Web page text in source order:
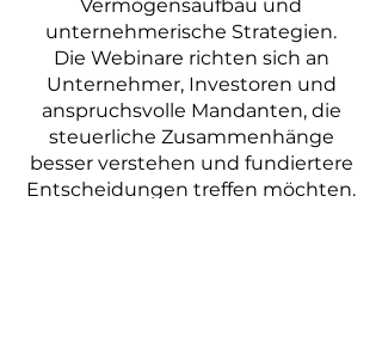
Vermögensaufbau und
unternehmerische Strategien.
Die Webinare richten sich an
Unternehmer, Investoren und
anspruchsvolle Mandanten, die
steuerliche Zusammenhänge
besser verstehen und fundiertere
Entscheidungen treffen möchten.